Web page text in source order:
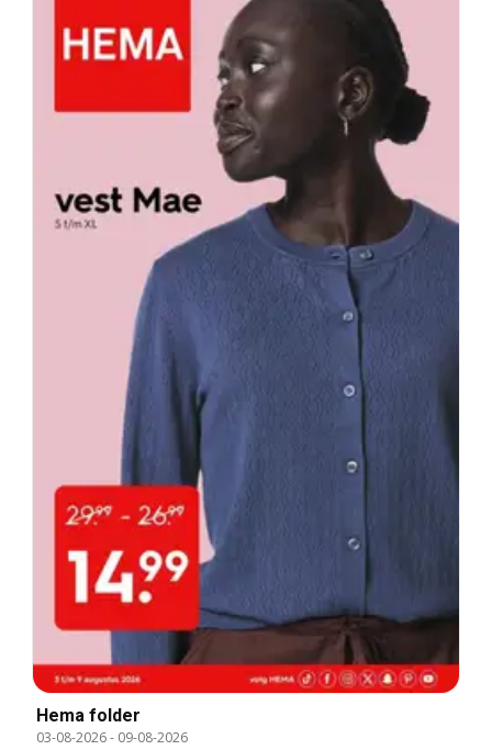
Hema folder
03-08-2026- 09-08-2026